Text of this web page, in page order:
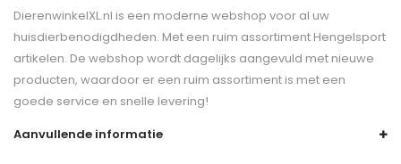
DierenwinkelXL.nl is een moderne webshop voor al uw
huisdierbenodigdheden. Met een ruim assortiment Hengelsport
artikelen. De webshop wordt dagelijks aangevuld met nieuwe
producten, waardoor er een ruim assortiment is met een
goede service en snelle levering!
Aanvullende informatie